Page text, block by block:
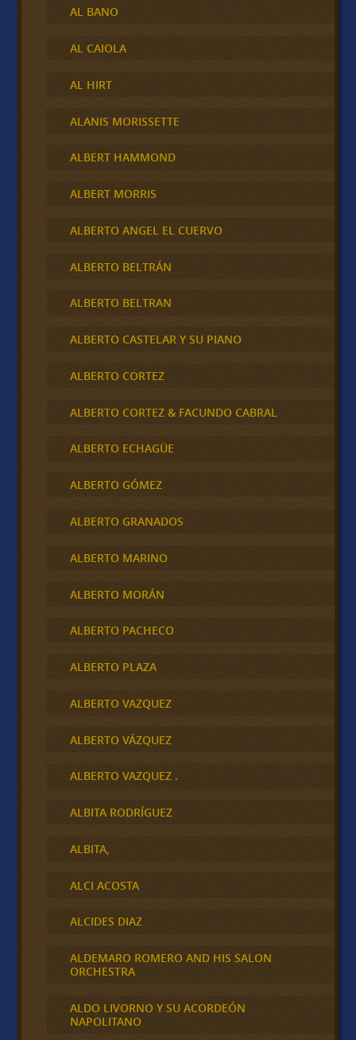
AL BANO
AL CAIOLA
AL HIRT
ALANIS MORISSETTE
ALBERT HAMMOND
ALBERT MORRIS
ALBERTO ANGEL EL CUERVO
ALBERTO BELTRÁN
ALBERTO BELTRAN
ALBERTO CASTELAR Y SU PIANO
ALBERTO CORTEZ
ALBERTO CORTEZ & FACUNDO CABRAL
ALBERTO ECHAGÜE
ALBERTO GÓMEZ
ALBERTO GRANADOS
ALBERTO MARINO
ALBERTO MORÁN
ALBERTO PACHECO
ALBERTO PLAZA
ALBERTO VAZQUEZ
ALBERTO VÁZQUEZ
ALBERTO VAZQUEZ .
ALBITA RODRÍGUEZ
ALBITA,
ALCI ACOSTA
ALCIDES DIAZ
ALDEMARO ROMERO AND HIS SALON
ORCHESTRA
ALDO LIVORNO Y SU ACORDEÓN
NAPOLITANO